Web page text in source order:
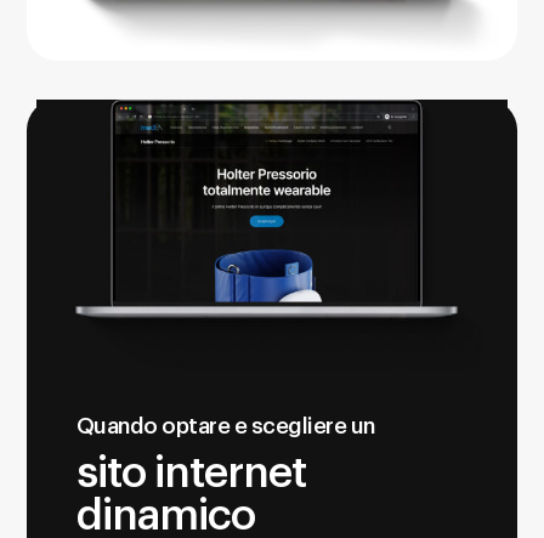
Quando optare e scegliere un
sito internet
dinamico